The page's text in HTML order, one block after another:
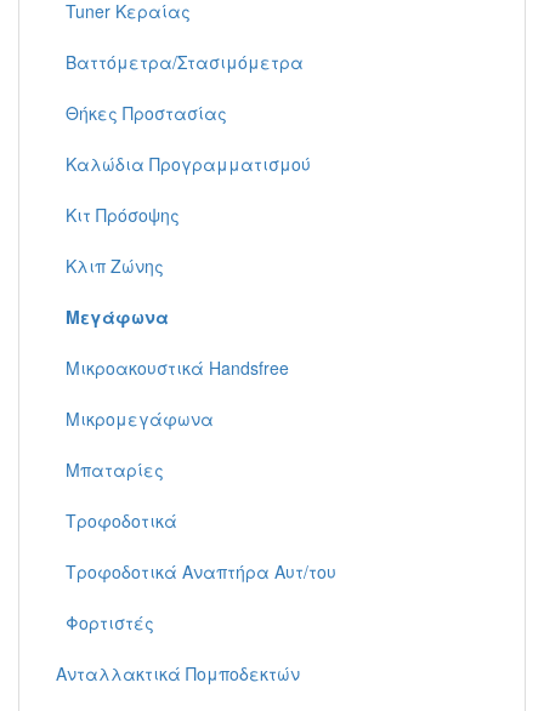
Tuner Κεραίας
Βαττόμετρα/Στασιμόμετρα
Θήκες Προστασίας
Καλώδια Προγραμματισμού
Κιτ Πρόσοψης
Κλιπ Ζώνης
Μεγάφωνα
Μικροακουστικά Handsfree
Μικρομεγάφωνα
Μπαταρίες
Τροφοδοτικά
Τροφοδοτικά Αναπτήρα Αυτ/του
Φορτιστές
Ανταλλακτικά Πομποδεκτών